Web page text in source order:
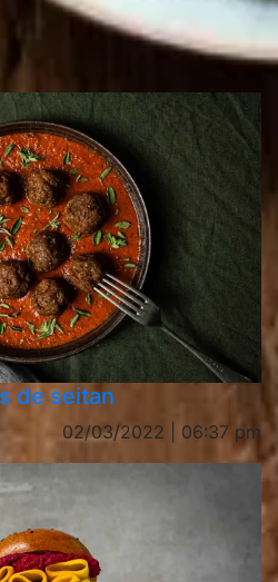
de seitan
02/03/2022 | 06:37 pm